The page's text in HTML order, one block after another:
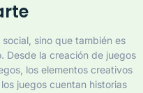
sino que también es
Desde la creación de juegos
los elementos creativos
juegos cuentan historias